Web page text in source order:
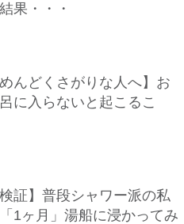
果・・・
めんどくさがりな人へ】お
に入らないと起こるこ
検証】普段シャワー派の私
1ヶ月」湯船に浸かってみ